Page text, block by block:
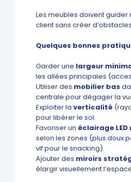
Les meubles doivent guider
client sans créer
Quelques bonnes
Garder une largeur
les allées principales
Utiliser des mobilier bas
centrale pour dégager la
Exploiter la verticalité
pour libérer le sol.
Favoriser un éclairage
selon les zones (plus doux
vif pour le snacking).
Ajouter des miroirs
élargir visuellement